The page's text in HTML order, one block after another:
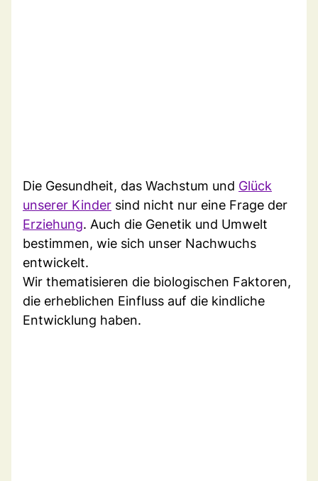
Die Gesundheit, das Wachstum und Glück
unserer Kinder sind nicht nur eine Frage der
Erziehung. Auch die Genetik und Umwelt
bestimmen, wie sich unser Nachwuchs
entwickelt.
Wir thematisieren die biologischen Faktoren,
die erheblichen Einfluss auf die kindliche
Entwicklung haben.